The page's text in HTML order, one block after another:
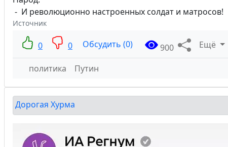
- И революционно настроенных солдат и матросов!
Источник
0 0 Обсудить (0) 900 Ещё
политика Путин
Дорогая Хурма